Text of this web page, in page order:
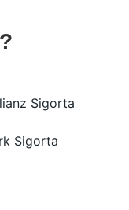
Sigorta
Sigorta